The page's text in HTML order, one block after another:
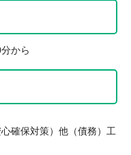
から
確保対策）他（債務）工